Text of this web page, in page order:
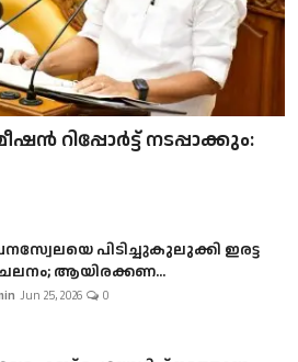
റിപ്പോർട്ട് നടപ്പാക്കും:
പിടിച്ചുകുലുക്കി ഇരട്ട
ആയിരക്കണ...
Jun 25, 2026 0